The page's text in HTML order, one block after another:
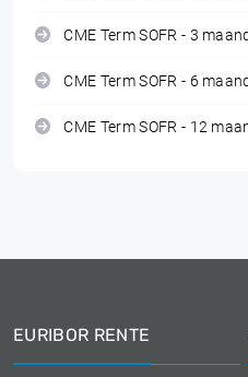
CME Term SOFR - 3
CME Term SOFR - 6
CME Term SOFR - 12
EURIBOR RENTE